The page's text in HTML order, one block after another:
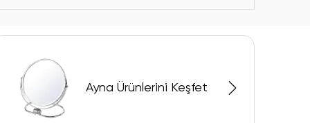
Ayna Ürünlerini Keşfet